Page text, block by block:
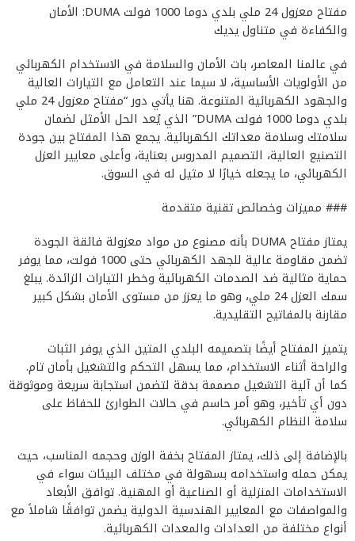
مفتاح معزول 24 ملي بلدي دوما 1000 فولت DUMA: الأمان
والكفاءة في متناول يديك
في عالمنا المعاصر، بات الأمان والسلامة في الاستخدام الكهربائي
من الأولويات الأساسية، لا سيما عند التعامل مع التيارات العالية
والجهود الكهربائية المتنوعة. هنا يأتي دور “مفتاح معزول 24 ملي
بلدي دوما 1000 فولت DUMA” الذي يُعد الحل الأمثل لضمان
سلامتك وسلامة معداتك الكهربائية. يجمع هذا المفتاح بين جودة
التصنيع العالية، التصميم المدروس بعناية، وأعلى معايير العزل
الكهربائي، ما يجعله خيارًا لا مثيل له في السوق.
### مميزات وخصائص تقنية متقدمة
يمتاز مفتاح DUMA بأنه مصنوع من مواد معزولة فائقة الجودة
تضمن مقاومة عالية للجهد الكهربائي حتى 1000 فولت، مما يوفر
حماية مثالية ضد الصدمات الكهربائية وخطر التيارات الزائدة. يبلغ
سمك العزل 24 ملي، وهو ما يعزز من مستوى الأمان بشكل كبير
مقارنة بالمفاتيح التقليدية.
يتميز المفتاح أيضًا بتصميمه البلدي المتين الذي يوفر الثبات
والراحة أثناء الاستخدام، مما يسهل التحكم والتشغيل بأمان تام.
كما أن آلية التشغيل مصممة بدقة لتضمن استجابة سريعة وموثوقة
دون أي تأخير، وهو أمر حاسم في حالات الطوارئ للحفاظ على
سلامة النظام الكهربائي.
بالإضافة إلى ذلك، يمتاز المفتاح بخفة الوزن وحجمه المناسب، حيث
يمكن حمله واستخدامه بسهولة في مختلف البيئات سواء في
الاستخدامات المنزلية أو الصناعية أو المهنية. توافق الأبعاد
والمواصفات مع المعايير الهندسية الدولية يضمن توافقًا شاملاً مع
أنواع مختلفة من العدادات والمعدات الكهربائية.